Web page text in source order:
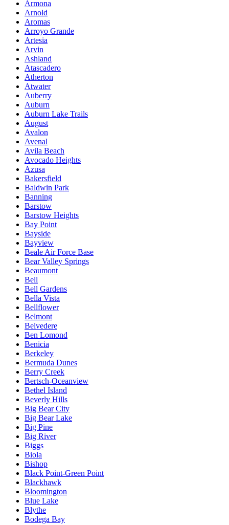
Armona
Arnold
Aromas
Arroyo Grande
Artesia
Arvin
Ashland
Atascadero
Atherton
Atwater
Auberry
Auburn
Auburn Lake Trails
August
Avalon
Avenal
Avila Beach
Avocado Heights
Azusa
Bakersfield
Baldwin Park
Banning
Barstow
Barstow Heights
Bay Point
Bayside
Bayview
Beale Air Force Base
Bear Valley Springs
Beaumont
Bell
Bell Gardens
Bella Vista
Bellflower
Belmont
Belvedere
Ben Lomond
Benicia
Berkeley
Bermuda Dunes
Berry Creek
Bertsch-Oceanview
Bethel Island
Beverly Hills
Big Bear City
Big Bear Lake
Big Pine
Big River
Biggs
Biola
Bishop
Black Point-Green Point
Blackhawk
Bloomington
Blue Lake
Blythe
Bodega Bay